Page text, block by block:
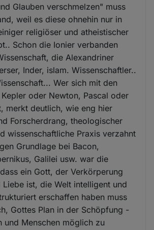
Glauben verschmelzen" muss
weil es diese ohnehin nur in
religiöser und atheistischer
Schon die Ionier verbanden
die Alexandriner
Inder, islam. Wissenschaftler..
Wer sich mit den
oder Newton, Pascal oder
merkt deutlich, wie eng hier
Forscherdrang, theologischer
wissenschaftliche Praxis verzahnt
Grundlage bei Bacon,
Galilei usw. war die
ein Gott, der Verkörperung
ist, die Welt intelligent und
erschaffen haben muss
Gottes Plan in der Schöpfung -
und Menschen möglich zu